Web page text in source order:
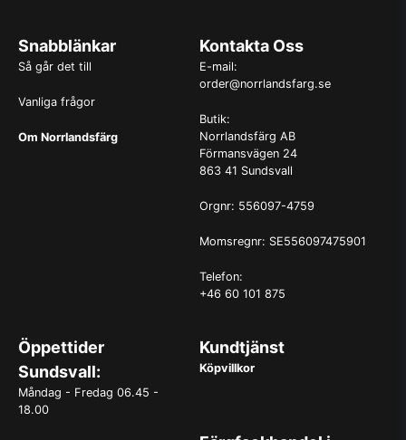
Snabblänkar
Så går det till
Vanliga frågor
Om Norrlandsfärg
Kontakta Oss
E-mail:
order@norrlandsfarg.se
Butik:
Norrlandsfärg AB
Förmansvägen 24
863 41 Sundsvall
Orgnr: 556097-4759
Momsregnr: SE556097475901
Telefon:
+46 60 101 875
Öppettider
Sundsvall:
Måndag - Fredag 06.45 -
18.00
Kundtjänst
Köpvillkor